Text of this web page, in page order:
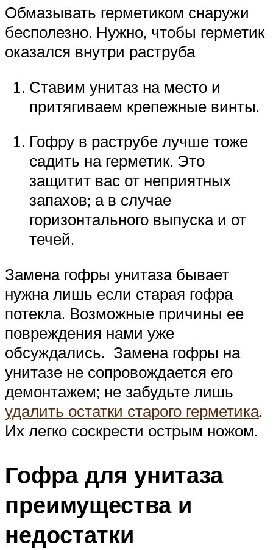
Обмазывать герметиком снаружи
бесполезно. Нужно, чтобы герметик
оказался внутри раструба
Ставим унитаз на место и
притягиваем крепежные винты.
Гофру в раструбе лучше тоже
садить на герметик. Это
защитит вас от неприятных
запахов; а в случае
горизонтального выпуска и от
течей.
Замена гофры унитаза бывает
нужна лишь если старая гофра
потекла. Возможные причины ее
повреждения нами уже
обсуждались. Замена гофры на
унитазе не сопровождается его
демонтажем; не забудьте лишь
удалить остатки старого герметика.
Их легко соскрести острым ножом.
Гофра для унитаза
преимущества и
недостатки